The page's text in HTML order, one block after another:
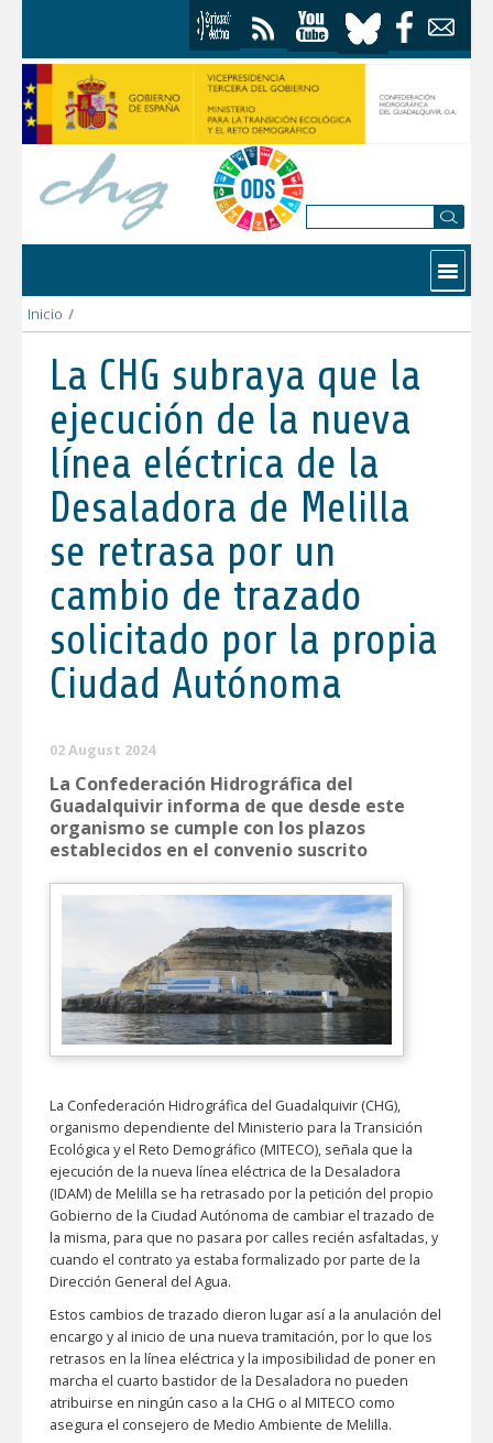
Contactar
Inicio /
La CHG subraya que la
ejecución de la nueva
línea eléctrica de la
Desaladora de Melilla
se retrasa por un
cambio de trazado
solicitado por la propia
Ciudad Autónoma
02 August 2024
La Confederación Hidrográfica del
Guadalquivir informa de que desde este
organismo se cumple con los plazos
establecidos en el convenio suscrito
La Confederación Hidrográfica del Guadalquivir (CHG),
organismo dependiente del Ministerio para la Transición
Ecológica y el Reto Demográfico (MITECO), señala que la
ejecución de la nueva línea eléctrica de la Desaladora
(IDAM) de Melilla se ha retrasado por la petición del propio
Gobierno de la Ciudad Autónoma de cambiar el trazado de
la misma, para que no pasara por calles recién asfaltadas, y
cuando el contrato ya estaba formalizado por parte de la
Dirección General del Agua.
Estos cambios de trazado dieron lugar así a la anulación del
encargo y al inicio de una nueva tramitación, por lo que los
retrasos en la línea eléctrica y la imposibilidad de poner en
marcha el cuarto bastidor de la Desaladora no pueden
atribuirse en ningún caso a la CHG o al MITECO como
asegura el consejero de Medio Ambiente de Melilla.